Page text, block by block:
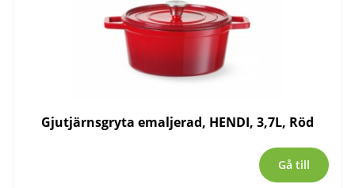
Gjutjärnsgryta emaljerad, HENDI, 3,7L, Röd
Gå till